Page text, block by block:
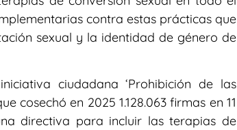
contra estas prácticas que
sexual y la identidad de género de
ciudadana ‘Prohibición de las
cosechó en 2025 1.128.063 firmas en 11
directiva para incluir las terapias de